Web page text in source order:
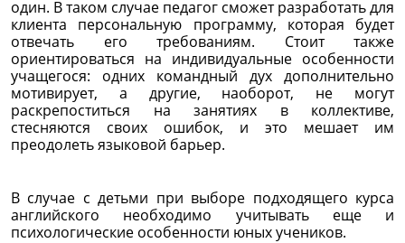
один. В таком случае педагог сможет разработать для
клиента персональную программу, которая будет
отвечать его требованиям. Стоит также
ориентироваться на индивидуальные особенности
учащегося: одних командный дух дополнительно
мотивирует, а другие, наоборот, не могут
раскрепоститься на занятиях в коллективе,
стесняются своих ошибок, и это мешает им
преодолеть языковой барьер.
В случае с детьми при выборе подходящего курса
английского необходимо учитывать еще и
психологические особенности юных учеников.